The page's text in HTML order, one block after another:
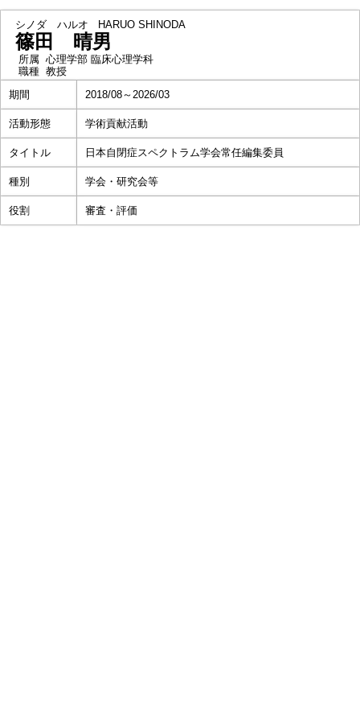
シノダ ハルオ HARUO SHINODA
篠田 晴男
所属 心理学部 臨床心理学科
職種 教授
期間
2018/08～2026/03
活動形態 学術貢献活動
タイトル 日本自閉症スペクトラム学会常任編集委員
種別 学会・研究会等
役割 審査・評価